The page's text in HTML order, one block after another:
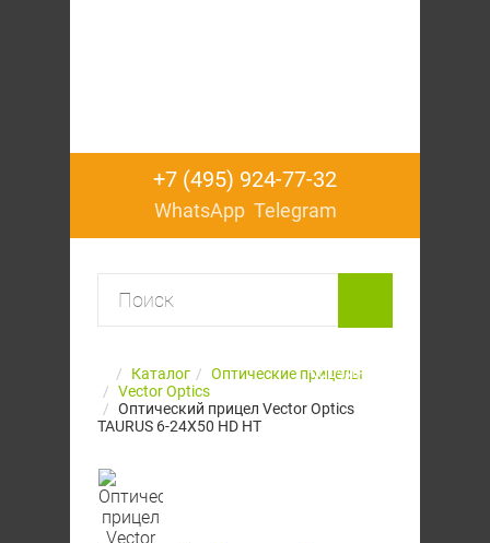
Каталог
Оптические прицелы
Vector Optics
Оптический прицел Vector Optics
TAURUS 6-24X50 HD HT
+7 (495) 924-77-32
WhatsApp Telegram
Корзина